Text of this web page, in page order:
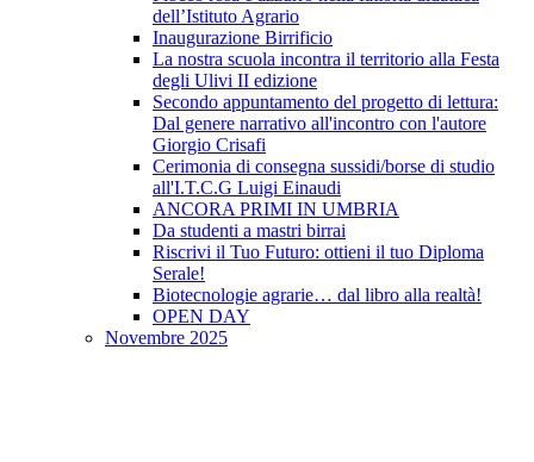
dell’Istituto Agrario
Inaugurazione Birrificio
La nostra scuola incontra il territorio alla Festa
degli Ulivi II edizione
Secondo appuntamento del progetto di lettura:
Dal genere narrativo all'incontro con l'autore
Giorgio Crisafi
Cerimonia di consegna sussidi/borse di studio
all'I.T.C.G Luigi Einaudi
ANCORA PRIMI IN UMBRIA
Da studenti a mastri birrai
Riscrivi il Tuo Futuro: ottieni il tuo Diploma
Serale!
Biotecnologie agrarie… dal libro alla realtà!
OPEN DAY
Novembre 2025